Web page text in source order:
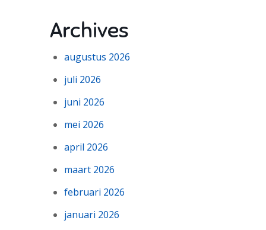
Archives
augustus 2026
juli 2026
juni 2026
mei 2026
april 2026
maart 2026
februari 2026
januari 2026